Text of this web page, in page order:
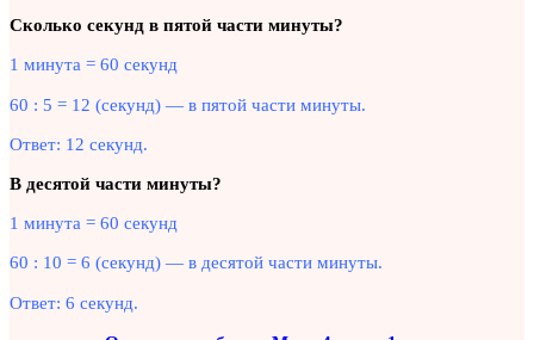
Сколько секунд в пятой части минуты?
1 минута = 60 секунд
60 : 5 = 12 (секунд) — в пятой части минуты.
Ответ: 12 секунд.
В десятой части минуты?
1 минута = 60 секунд
60 : 10 = 6 (секунд) — в десятой части минуты.
Ответ: 6 секунд.